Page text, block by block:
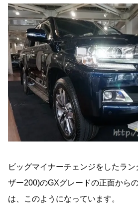
ビッグマイナーチェンジをしたラ
ザー200)のGXグレードの正面から
は、このようになっています。